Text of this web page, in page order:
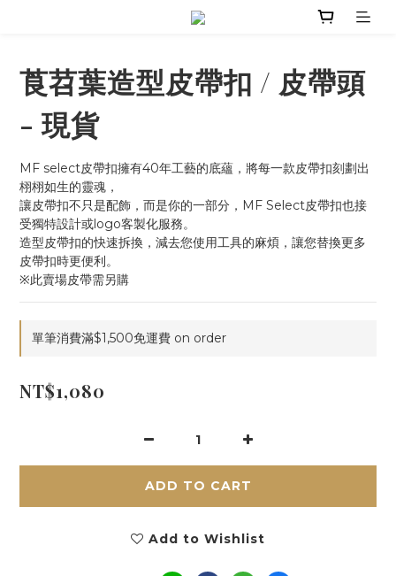
莨苕葉造型皮帶扣 / 皮帶頭
- 現貨
MF select皮帶扣擁有40年工藝的底蘊，將每一款皮帶扣刻劃出
栩栩如生的靈魂，
讓皮帶扣不只是配飾，而是你的一部分，MF Select皮帶扣也接
受獨特設計或logo客製化服務。
造型皮帶扣的快速拆換，減去您使用工具的麻煩，讓您替換更多
皮帶扣時更便利。
※此賣場皮帶需另購
單筆消費滿$1,500免運費 on order
NT$1,080
ADD TO CART
Add to Wishlist